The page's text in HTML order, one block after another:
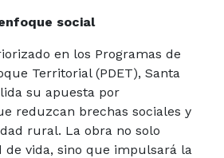
social
en los Programas de
Territorial (PDET), Santa
su apuesta por
reduzcan brechas sociales y
rural. La obra no solo
de vida, sino que impulsará la